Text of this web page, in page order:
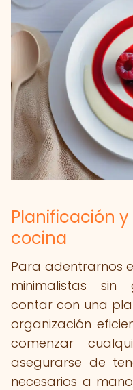
Planificación
cocina
Para adentrarnos
minimalistas sin
contar con una
organización
comenzar
asegurarse de
necesarios a